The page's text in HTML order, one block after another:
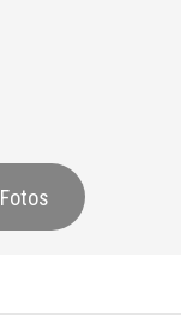
Fotos